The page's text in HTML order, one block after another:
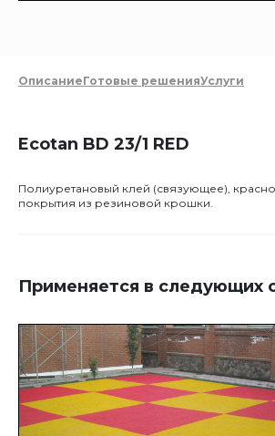
ОписаниеГотовые решенияУслуги
Ecotan BD 23/1 RED
Полиуретановый клей (связующее),
покрытия из резиновой крошки.
Применяется в следующих